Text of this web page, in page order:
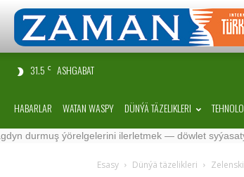
31.5 C ASHGABAT
HABARLAR WATAN WASPY DÜNÝÄ TÄZELIKLERI
ýörelgelerini ilerletmek — döwlet syýasatynyň
Esasy Dünýä täzelikleri